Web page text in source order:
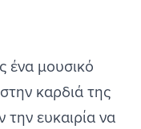
ένα μουσικό
καρδιά της
ευκαιρία να